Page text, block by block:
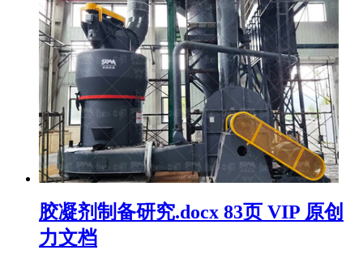
胶凝剂制备研究.docx 83页 VIP 原创
力文档